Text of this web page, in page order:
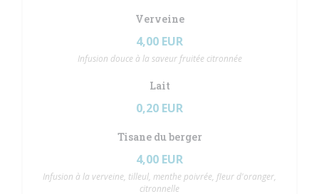
Verveine
4,00 EUR
Infusion douce à la saveur fruitée citronnée
Lait
0,20 EUR
Tisane du berger
4,00 EUR
Infusion à la verveine, tilleul, menthe poivrée, fleur d'oranger,
citronnelle